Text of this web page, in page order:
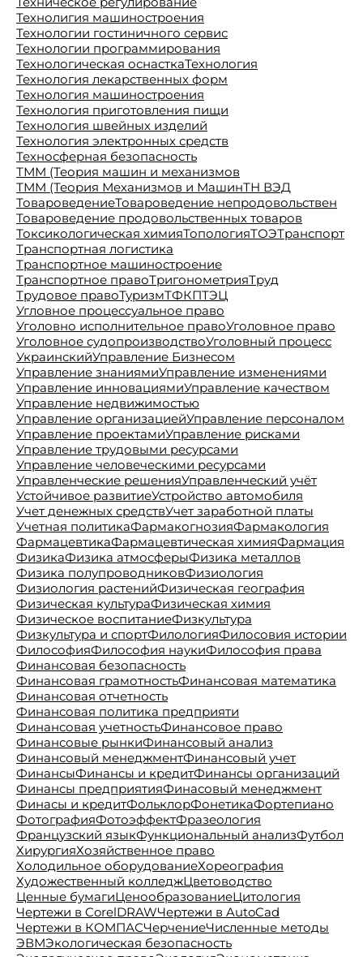
Технолигия машиностроения
Технологии гостиничного сервис
Технологии программирования
Технологическая оснасткаТехнология
Технология лекарственных форм
Технология машиностроения
Технология приготовления пищи
Технология швейных изделий
Технология электронных средств
Техносферная безопасность
ТММ (Теория машин и механизмов
ТММ (Теория Механизмов и МашинТН ВЭД
ТовароведениеТовароведение непродовольствен
Товароведение продовольственных товаров
Токсикологическая химияТопологияТОЭТранспорт
Транспортная логистика
Транспортное машиностроение
Транспортное правоТригонометрияТруд
Трудовое правоТуризмТФКПТЭЦ
Угловное процессуальное право
Уголовно исполнительное правоУголовное право
Уголовное судопроизводствоУголовный процесс
УкраинскийУправление Бизнесом
Управление знаниямиУправление изменениями
Управление инновациямиУправление качеством
Управление недвижимостью
Управление организациейУправление персоналом
Управление проектамиУправление рисками
Управление трудовыми ресурсами
Управление человеческими ресурсами
Управленческие решенияУправленческий учёт
Устойчивое развитиеУстройство автомобиля
Учет денежных средствУчет заработной платы
Учетная политикаФармакогнозияФармакология
ФармацевтикаФармацевтическая химияФармация
ФизикаФизика атмосферыФизика металлов
Физика полупроводниковФизиология
Физиология растенийФизическая география
Физическая культураФизическая химия
Физическое воспитаниеФизкультура
Физкультура и спортФилологияФилосовия истории
ФилософияФилософия наукиФилософия права
Финансовая безопасность
Финансовая грамотностьФинансовая математика
Финансовая отчетность
Финансовая политика предприяти
Финансовая учетностьФинансовое право
Финансовые рынкиФинансовый анализ
Финансовый менеджментФинансовый учет
ФинансыФинансы и кредитФинансы организаций
Финансы предприятияФинасовый менеджмент
Финасы и кредитФольклорФонетикаФортепиано
ФотографияФотоэффектФразеология
Французский языкФункциональный анализФутбол
ХирургияХозяйственное право
Холодильное оборудованиеХореография
Художественный колледжЦветоводство
Ценные бумагиЦенообразованиеЦитология
Чертежи в CorelDRAWЧертежи в AutoCad
Чертежи в КОМПАСЧерчениеЧисленные методы
ЭВМЭкологическая безопасность